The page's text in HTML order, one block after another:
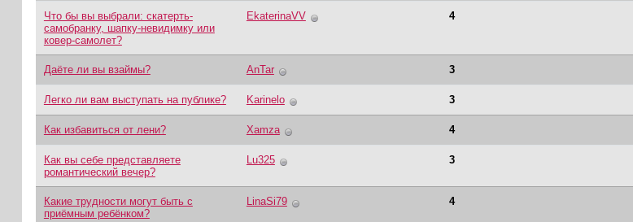
Что бы вы выбрали: скатерть-
самобранку, шапку-невидимку или
ковер-самолет?
EkaterinaVV 4
Даёте ли вы взаймы? AnTar 3
Легко ли вам выступать на публике? Karinelo 3
Как избавиться от лени? Xamza 4
Как вы себе представляете
романтический вечер?
Lu325 3
Какие трудности могут быть с
приёмным ребёнком?
LinaSi79 4